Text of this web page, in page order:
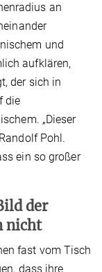
an
und
aufklären,
der sich in
die
„Dieser
Pohl.
ein so großer
der
nicht
fast vom Tisch
dass ihre